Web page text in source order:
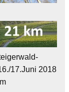
17.Juni 2018